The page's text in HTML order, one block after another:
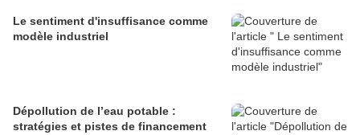
Le sentiment d'insuffisance comme
modèle industriel
Dépollution de l’eau potable :
stratégies et pistes de financement